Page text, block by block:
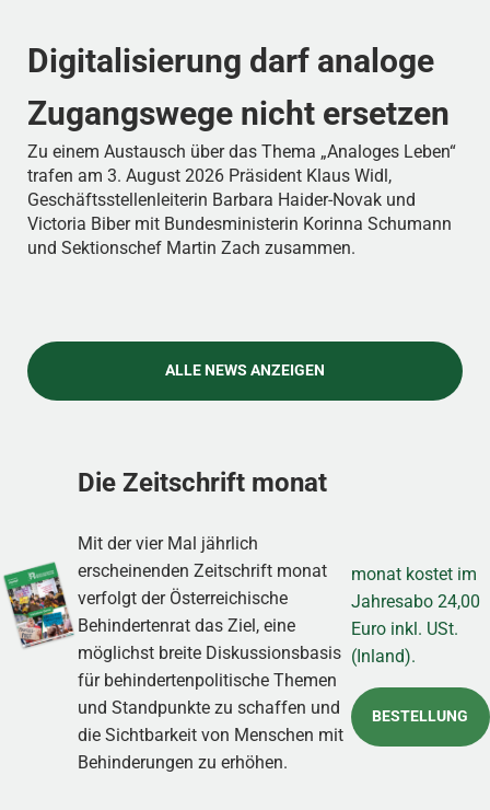
Digitalisierung darf analoge
Zugangswege nicht ersetzen
Zu einem Austausch über das Thema „Analoges Leben“
trafen am 3. August 2026 Präsident Klaus Widl,
Geschäftsstellenleiterin Barbara Haider-Novak und
Victoria Biber mit Bundesministerin Korinna Schumann
und Sektionschef Martin Zach zusammen.
ALLE NEWS ANZEIGEN
Die Zeitschrift monat
Mit der vier Mal jährlich
erscheinenden Zeitschrift monat
verfolgt der Österreichische
Behindertenrat das Ziel, eine
möglichst breite Diskussionsbasis
für behindertenpolitische Themen
und Standpunkte zu schaffen und
die Sichtbarkeit von Menschen mit
Behinderungen zu erhöhen.
monat kostet im
Jahresabo 24,00
Euro inkl. USt.
(Inland).
BESTELLUNG